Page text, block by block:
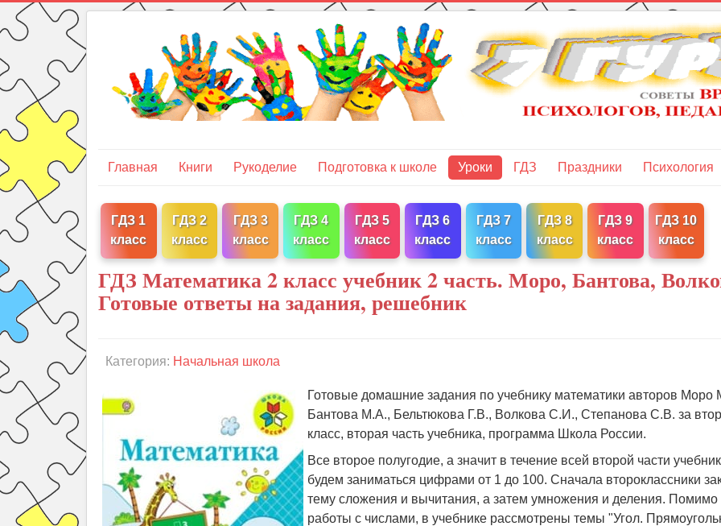
Главная Книги Рукоделие Подготовка к школе Уроки ГДЗ Праздники Психология
ГДЗ 1
класс
ГДЗ 2
класс
ГДЗ 3
класс
ГДЗ 4
класс
ГДЗ 5
класс
ГДЗ 6
класс
ГДЗ 7
класс
ГДЗ 8
класс
ГДЗ 9
класс
ГДЗ 10
класс
ГДЗ Математика 2 класс учебник 2 часть. Моро, Бантова,
Готовые ответы на задания, решебник
Категория: Начальная школа
Готовые домашние задания по учебнику математики авторов Моро
Бантова М.А., Бельтюкова Г.В., Волкова С.И., Степанова С.В. за
класс, вторая часть учебника, программа Школа России.
Все второе полугодие, а значит в течение всей второй части
будем заниматься цифрами от 1 до 100. Сначала второклассники
тему сложения и вычитания, а затем умножения и деления. Помимо
работы с числами, в учебнике рассмотрены темы "Угол.